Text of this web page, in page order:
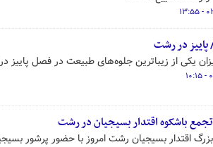
در رشت
یکی از زیباترین جلوه‌های طبیعت در فصل پاییز
باشکوه اقتدار بسیجیان در رشت
اقتدار بسیجیان رشت امروز با حضور پرشور بسیجیان ولایی و انقلابی در